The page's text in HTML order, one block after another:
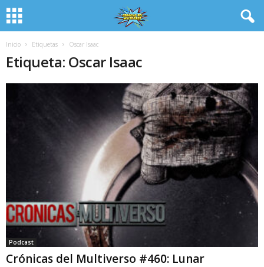
Inicio Etiquetas Oscar Isaac
Etiqueta: Oscar Isaac
Podcast
Crónicas del Multiverso #460: Lunar